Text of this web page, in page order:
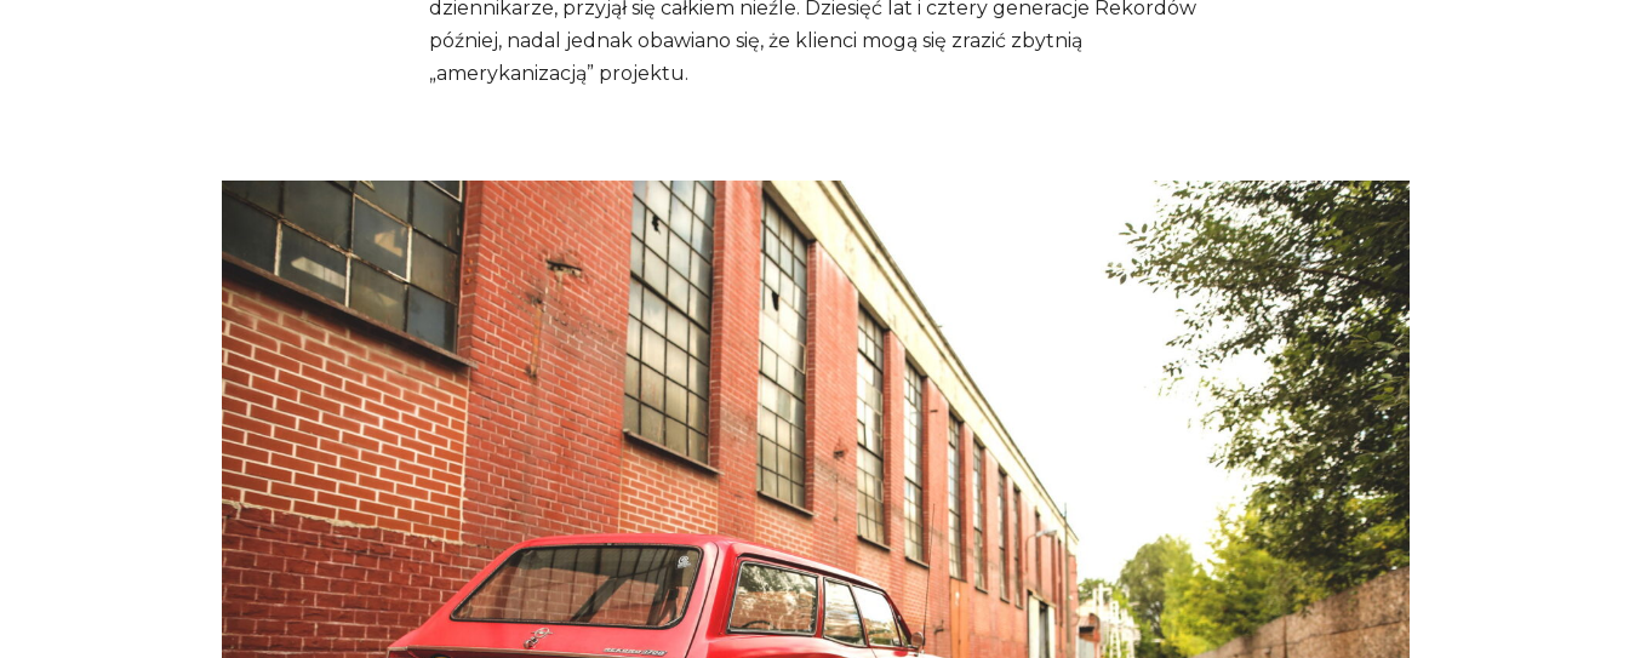
dziennikarze, przyjął się całkiem nieźle. Dziesięć lat i cztery generacje Rekordów
później, nadal jednak obawiano się, że klienci mogą się zrazić zbytnią
„amerykanizacją” projektu.